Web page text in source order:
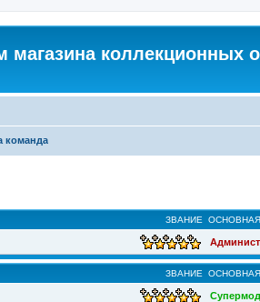
магазина коллекционных
команда
ЗВАНИЕ ОСНОВНАЯ
ЗВАНИЕ ОСНОВНАЯ